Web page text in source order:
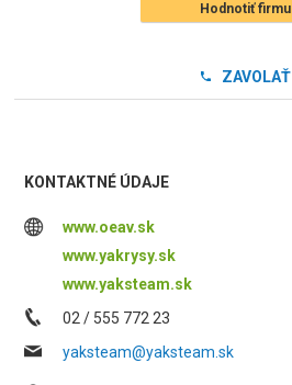
Hodnotiť firmu
ZAVOLAŤ
KONTAKTNÉ ÚDAJE
www.oeav.sk
www.yakrysy.sk
www.yaksteam.sk
02 / 555 772 23
yaksteam@yaksteam.sk